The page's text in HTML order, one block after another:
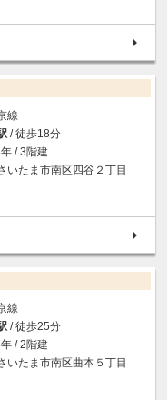
線
/ 徒歩18分
/ 3階建
いたま市南区四谷２丁目
線
/ 徒歩25分
/ 2階建
いたま市南区曲本５丁目